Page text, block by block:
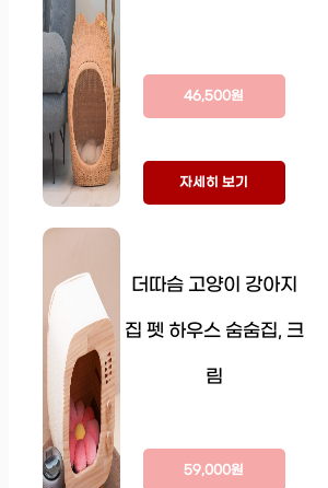
46,500원
자세히 보기
더따슴 고양이 강아지
집 펫 하우스 숨숨집, 크
림
59,000원